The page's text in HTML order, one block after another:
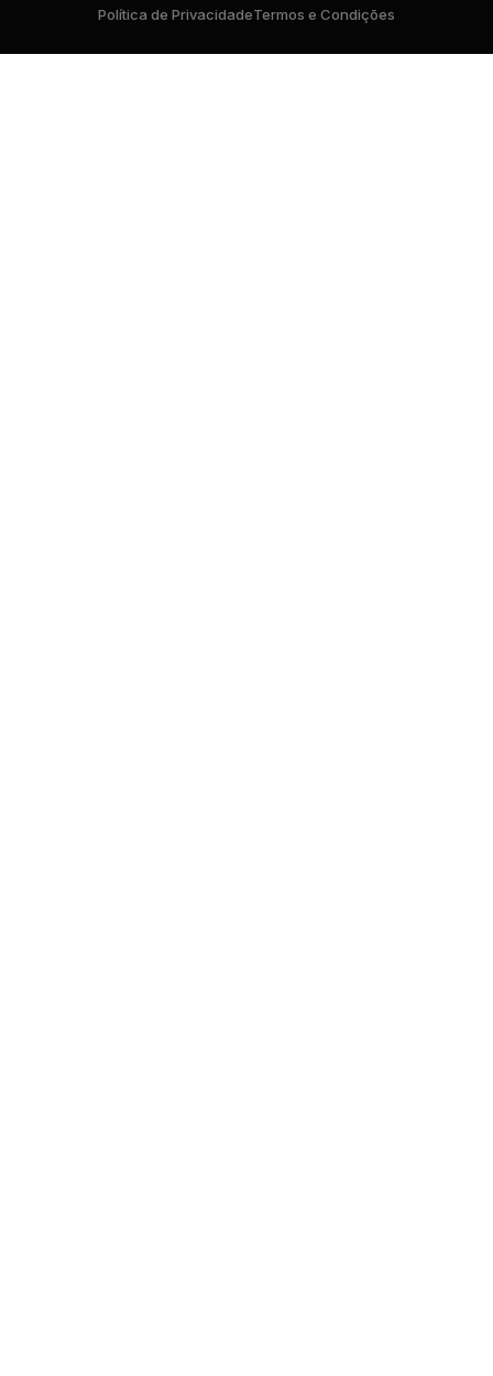
Política de PrivacidadeTermos e Condições